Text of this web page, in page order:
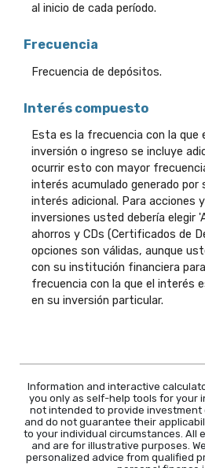
al inicio de cada período.
Frecuencia
Frecuencia de depósitos.
Interés compuesto
Esta es la frecuencia con la que
inversión o ingreso se incluye
ocurrir esto con mayor
interés acumulado generado por
interés adicional. Para acciones
inversiones usted debería elegir
ahorros y CDs (Certificados de
opciones son válidas, aunque
con su institución financiera
frecuencia con la que el interés
en su inversión particular.
Information and interactive
you only as self-help tools for your
not intended to provide investment
and do not guarantee their
to your individual circumstances. All
and are for illustrative purposes.
personalized advice from qualified